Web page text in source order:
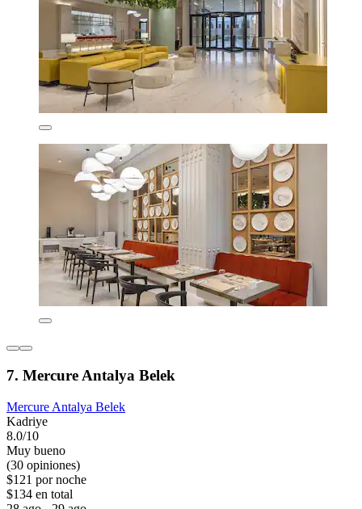
7. Mercure Antalya Belek
Mercure Antalya Belek
Kadriye
8.0/10
Muy bueno
(30 opiniones)
$121 por noche
$134 en total